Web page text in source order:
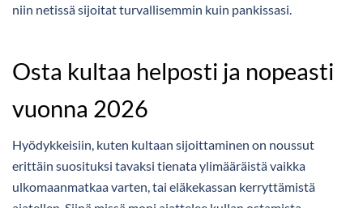
niin netissä sijoitat turvallisemmin kuin pankissasi.
Osta kultaa helposti ja nopeasti
vuonna 2026
Hyödykkeisiin, kuten kultaan sijoittaminen on noussut
erittäin suosituksi tavaksi tienata ylimääräistä vaikka
ulkomaanmatkaa varten, tai eläkekassan kerryttämistä